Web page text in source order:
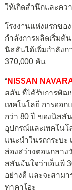
ให้เกิดสำนึกและคว
โรงงานแห่งแรกขอ
กำลังการผลิตเริ่มต้
นิสสันได้เพิ่มกำลังก
370,000 คัน
“NISSAN
สสัน ที่ได้รับการพัฒ
เทคโนโลยี การออ
กว่า 80 ปี ของนิสสั
อุปกรณ์และเทคโนโ
แนะนำในรถกระบะ
ส่องสว่างตอนกลาง
สสันมั่นใจว่าเอ็นพี
อย่างดี และจะสาม
ทาคาโอะ